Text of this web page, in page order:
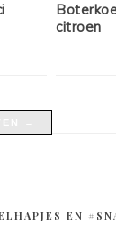
citroen
EN